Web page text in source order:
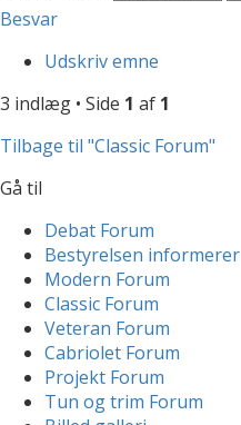
Besvar
Udskriv emne
3 indlæg • Side 1 af 1
Tilbage til "Classic Forum"
Gå til
Debat Forum
Bestyrelsen informerer
Modern Forum
Classic Forum
Veteran Forum
Cabriolet Forum
Projekt Forum
Tun og trim Forum